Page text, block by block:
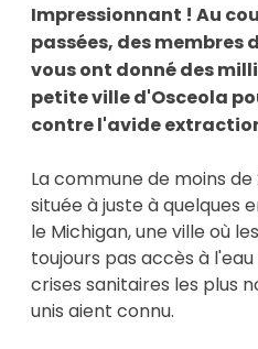
Impressionnant ! Au
passées, des membres
vous ont donné des
petite ville d'Osceola
contre l'avide
La commune de moins
située à juste à quelques
le Michigan, une ville où
toujours pas accès à
crises sanitaires les plus
unis aient connu.